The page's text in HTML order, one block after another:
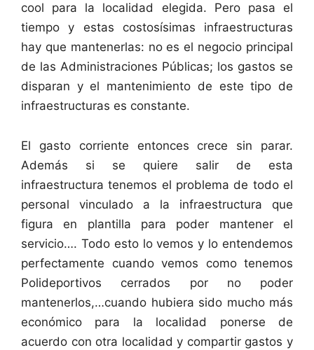
cool para la localidad elegida. Pero pasa el
tiempo y estas costosísimas infraestructuras
hay que mantenerlas: no es el negocio principal
de las Administraciones Públicas; los gastos se
disparan y el mantenimiento de este tipo de
infraestructuras es constante.
El gasto corriente entonces crece sin parar.
Además si se quiere salir de esta
infraestructura tenemos el problema de todo el
personal vinculado a la infraestructura que
figura en plantilla para poder mantener el
servicio…. Todo esto lo vemos y lo entendemos
perfectamente cuando vemos como tenemos
Polideportivos cerrados por no poder
mantenerlos,…cuando hubiera sido mucho más
económico para la localidad ponerse de
acuerdo con otra localidad y compartir gastos y